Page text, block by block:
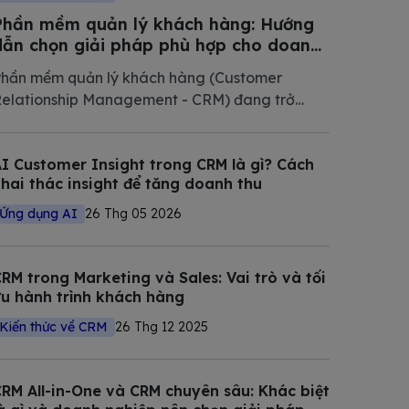
mềm quản lý khách hàng: Hướng
chọn giải pháp phù hợp cho doanh
nghiệp Việt Nam 2026
mềm quản lý khách hàng (Customer
Management - CRM) đang trở
bài viết này, Bizfly tổng hợp và phân tích
tiết các giải pháp CRM tốt nhất
Customer Insight trong CRM là gì? Cách
thác insight để tăng doanh thu
Ứng dụng AI 26 Thg 05 2026
trong Marketing và Sales: Vai trò và tối
hành trình khách hàng
Kiến thức về CRM 26 Thg 12 2025
All-in-One và CRM chuyên sâu: Khác biệt